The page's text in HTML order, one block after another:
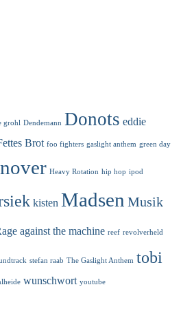
grohl Dendemann Donots eddie
Brot foo fighters gaslight anthem green day
Heavy Rotation hip hop ipod
kisten Madsen Musik
against the machine reef revolverheld
stefan raab The Gaslight Anthem tobi
wunschwort youtube